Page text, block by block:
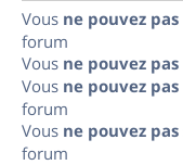
Vous ne pouvez pas
forum
Vous ne pouvez pas
Vous ne pouvez pas
forum
Vous ne pouvez pas
forum